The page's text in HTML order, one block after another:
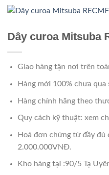
Dây curoa Mitsuba
Giao hàng tận nơi trên
Hàng mới 100% chưa qua
Hàng chính hãng theo
Quy cách kỹ thuật: xem
Hoá đơn chứng từ đầy đủ
2.000.000VNĐ.
Kho hàng tại :90/5 Tạ